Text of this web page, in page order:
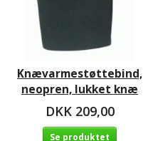
Knævarmestøttebind,
neopren, lukket knæ
DKK 209,00
Se produktet